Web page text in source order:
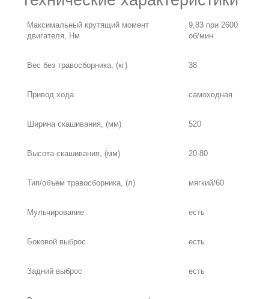
Максимальный крутящий момент
двигателя, Нм
9,83 при 2600
об/мин
Вес без травосборника, (кг) 38
Привод хода самоходная
Ширина скашивания, (мм) 520
Высота скашивания, (мм) 20-80
Тип/объем травосборника, (л) мягкий/60
Мульчирование есть
Боковой выброс есть
Задний выброс есть